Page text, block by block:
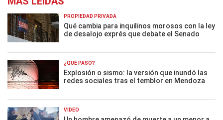
PROPIEDAD PRIVADA
Qué cambia para inquilinos morosos con la ley
de desalojo exprés que debate el Senado
¿QUÉ PASÓ?
Explosión o sismo: la versión que inundó las
redes sociales tras el temblor en Mendoza
VIDEO